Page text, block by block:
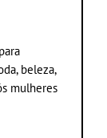
beleza,
mulheres